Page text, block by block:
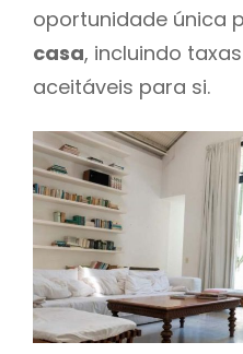
oportunidade única
casa, incluindo
aceitáveis para si.